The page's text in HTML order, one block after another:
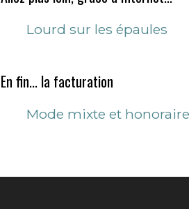
Lourd sur les épaules
En fin... la facturation
Mode mixte et